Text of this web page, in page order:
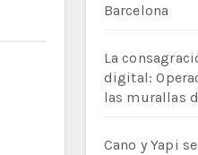
Barcelona
La
digital:
las murallas
Cano y Yapi